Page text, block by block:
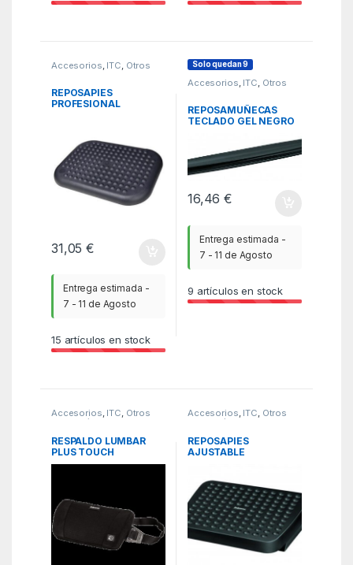
Accesorios, ITC, Otros
REPOSAPIES
PROFESIONAL
31,05€
Entrega estimada -
7 - 11 de Agosto
15 artículos en stock
Solo quedan 9
Accesorios, ITC, Otros
REPOSAMUÑECAS
TECLADO GEL NEGRO
16,46€
Entrega estimada -
7 - 11 de Agosto
9 artículos en stock
Accesorios, ITC, Otros
accesorios
RESPALDO LUMBAR
PLUS TOUCH
FELLOWES 8026501
Accesorios, ITC, Otros
accesorios
REPOSAPIES
AJUSTABLE